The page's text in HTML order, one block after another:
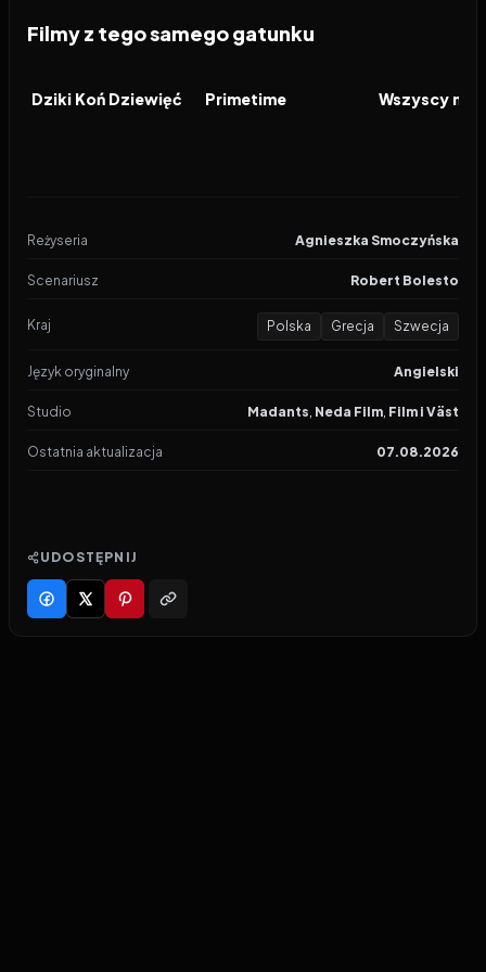
Filmy z tego samego gatunku
FILM
Dziki Koń Dziewięć FILM
Primetime FILM
Reżyseria Agnieszka Smoczyńska
Scenariusz Robert Bolesto
Kraj Polska Grecja Szwecja
Język oryginalny Angielski
Studio Madants, Neda Film, Film i Väst
Ostatnia aktualizacja 07.08.2026
UDOSTĘPNIJ